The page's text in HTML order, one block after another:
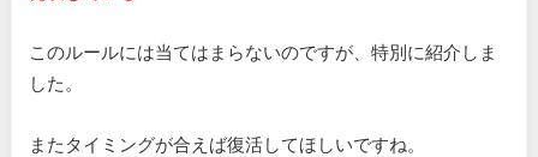
このルールには当てはまらないのですが、特別に紹介しま
した。
またタイミングが合えば復活してほしいですね。